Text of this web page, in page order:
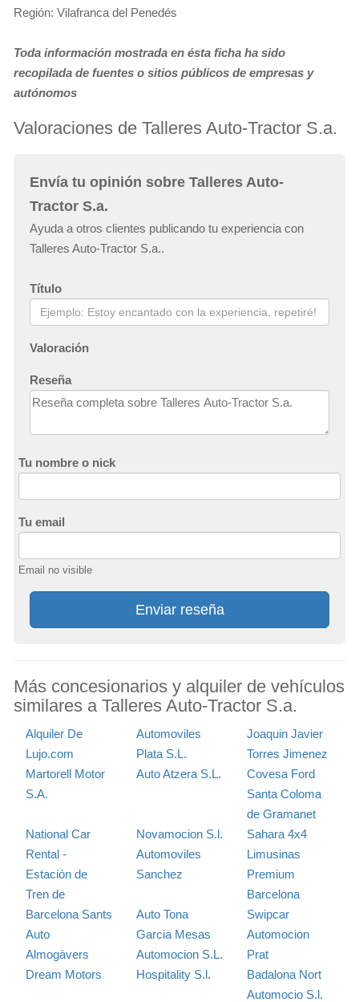
Región: Vilafranca del Penedés
Toda información mostrada en ésta ficha ha sido
recopilada de fuentes o sitios públicos de empresas y
autónomos
Valoraciones de Talleres Auto-Tractor S.a.
Envía tu opinión sobre Talleres Auto-
Tractor S.a.
Ayuda a otros clientes publicando tu experiencia con
Talleres Auto-Tractor S.a..
Título
Valoración
Reseña
Tu nombre o nick
Tu email
Email no visible
Enviar reseña
Más concesionarios y alquiler de vehículos
similares a Talleres Auto-Tractor S.a.
Alquiler De
Lujo.com
Automoviles
Plata S.L.
Joaquin Javier
Torres Jimenez
Martorell Motor
S.A.
Auto Atzera S.L.
Covesa Ford
Santa Coloma
de Gramanet
National Car
Rental -
Estación de
Tren de
Barcelona Sants
Novamocion S.l.
Sahara 4x4
Automoviles
Sanchez
Limusinas
Premium
Barcelona
Auto Tona
Swipcar
Auto
Almogàvers
Garcia Mesas
Automocion S.L.
Automocion
Prat
Dream Motors
Hospitality S.l.
Badalona Nort
Automocio S.l.